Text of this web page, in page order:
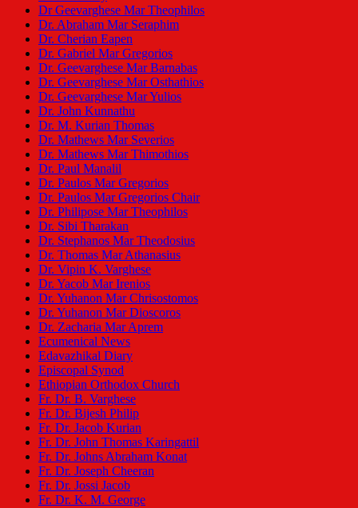
Dr Geevarghese Mar Theophilos
Dr. Abraham Mar Seraphim
Dr. Cherian Eapen
Dr. Gabriel Mar Gregorios
Dr. Geevarghese Mar Barnabas
Dr. Geevarghese Mar Osthathios
Dr. Geevarghese Mar Yulios
Dr. John Kunnathu
Dr. M. Kurian Thomas
Dr. Mathews Mar Severios
Dr. Mathews Mar Thimothios
Dr. Paul Manalil
Dr. Paulos Mar Gregorios
Dr. Paulos Mar Gregorios Chair
Dr. Philipose Mar Theophilos
Dr. Sibi Tharakan
Dr. Stephanos Mar Theodosius
Dr. Thomas Mar Athanasius
Dr. Vipin K. Varghese
Dr. Yacob Mar Irenios
Dr. Yuhanon Mar Chrisostomos
Dr. Yuhanon Mar Dioscoros
Dr. Zacharia Mar Aprem
Ecumenical News
Edavazhikal Diary
Episcopal Synod
Ethiopian Orthodox Church
Fr. Dr. B. Varghese
Fr. Dr. Bijesh Philip
Fr. Dr. Jacob Kurian
Fr. Dr. John Thomas Karingattil
Fr. Dr. Johns Abraham Konat
Fr. Dr. Joseph Cheeran
Fr. Dr. Jossi Jacob
Fr. Dr. K. M. George